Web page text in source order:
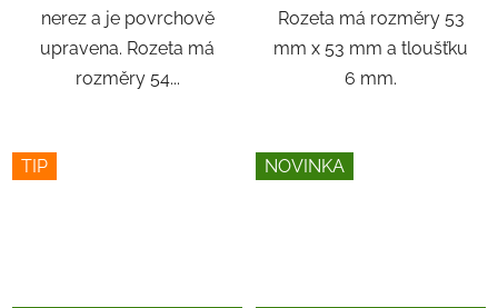
nerez a je povrchově
upravena. Rozeta má
rozměry 54...
Rozeta má rozměry 53
mm x 53 mm a tloušťku
6 mm.
TIP NOVINKA